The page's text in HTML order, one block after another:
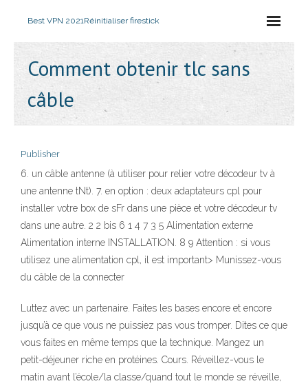
Best VPN 2021Réinitialiser firestick
Comment obtenir tlc sans
câble
Publisher
6. un câble antenne (à utiliser pour relier votre décodeur tv à
une antenne tNt). 7. en option : deux adaptateurs cpl pour
installer votre box de sFr dans une pièce et votre décodeur tv
dans une autre. 2 2 bis 6 1 4 7 3 5 Alimentation externe
Alimentation interne INSTALLATION. 8 9 Attention : si vous
utilisez une alimentation cpl, il est important> Munissez-vous
du câble de la connecter
Luttez avec un partenaire. Faites les bases encore et encore
jusqu’à ce que vous ne puissiez pas vous tromper. Dites ce que
vous faites en même temps que la technique. Mangez un
petit-déjeuner riche en protéines. Cours. Réveillez-vous le
matin avant l’école/la classe/quand tout le monde se réveille,